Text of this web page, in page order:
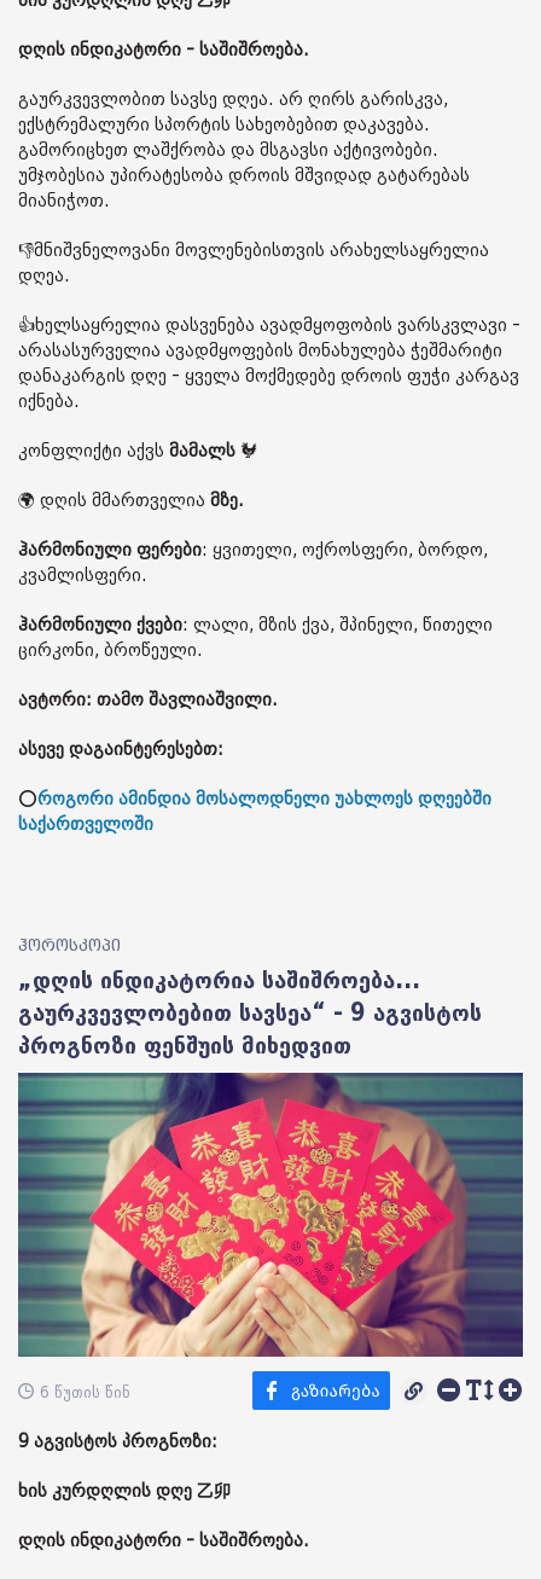
დღის ინდიკატორი - საშიშროება.
გაურკვევლობით სავსე დღეა. არ ღირს გარისკვა,
ექსტრემალური სპორტის სახეობებით დაკავება.
გამორიცხეთ ლაშქრობა და მსგავსი აქტივობები.
უმჯობესია უპირატესობა დროის მშვიდად გატარებას
მიანიჭოთ.
👎მნიშვნელოვანი მოვლენებისთვის არახელსაყრელია
დღეა.
👍ხელსაყრელია დასვენება ავადმყოფობის ვარსკვლავი -
არასასურველია ავადმყოფების მონახულება ჭეშმარიტი
დანაკარგის დღე - ყველა მოქმედებე დროის ფუჭი კარგავ
იქნება.
კონფლიქტი აქვს მამალს 🐓
🌍 დღის მმართველია მზე.
ჰარმონიული ფერები: ყვითელი, ოქროსფერი, ბორდო,
კვამლისფერი.
ჰარმონიული ქვები: ლალი, მზის ქვა, შპინელი, წითელი
ცირკონი, ბროწეული.
ავტორი: თამო შავლიაშვილი.
ასევე დაგაინტერესებთ:
⭕როგორი ამინდია მოსალოდნელი უახლოეს დღეებში
საქართველოში
ჰოროსკოპი
„დღის ინდიკატორია საშიშროება...
გაურკვევლობებით სავსეა“ - 9 აგვისტოს
პროგნოზი ფენშუის მიხედვით
6 წუთის წინ
9 აგვისტოს პროგნოზი:
ხის კურდღლის დღე 乙卯
დღის ინდიკატორი - საშიშროება.